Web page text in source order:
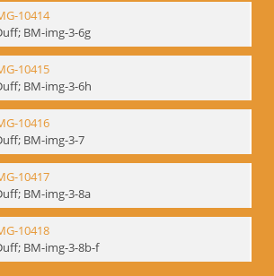
10414
BM-img-3-6g
10415
BM-img-3-6h
10416
BM-img-3-7
10417
BM-img-3-8a
10418
BM-img-3-8b-f